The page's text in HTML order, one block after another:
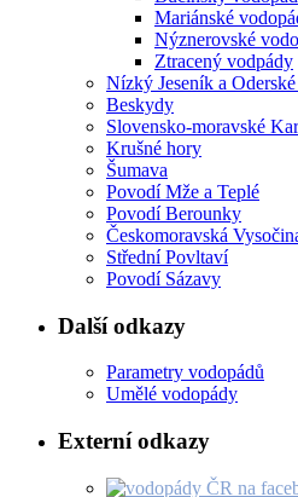
Mariánské
Nýznerovské
Ztracený vodpády
Nízký Jeseník a
Beskydy
Slovensko-moravské
Krušné hory
Šumava
Povodí Mže a Teplé
Povodí Berounky
Českomoravská
Střední Povltaví
Povodí Sázavy
Další odkazy
Parametry vodopádů
Umělé vodopády
Externí odkazy